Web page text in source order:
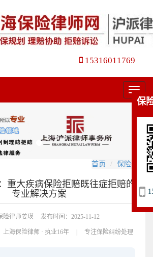
15316011769
菜
单
首页 保险咨询
重大疾病保险拒赔既往症拒赔的
专业解决方案
险律师姜瑛 发布时间：2025-11-12
上海保险律师 · 执业16年 | 专注保险纠纷处理
保